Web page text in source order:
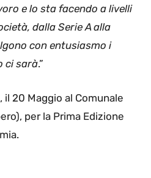
e lo sta facendo a livelli
dalla Serie A alla
con entusiasmo i
ci sarà.”
20 Maggio al Comunale
per la Prima Edizione